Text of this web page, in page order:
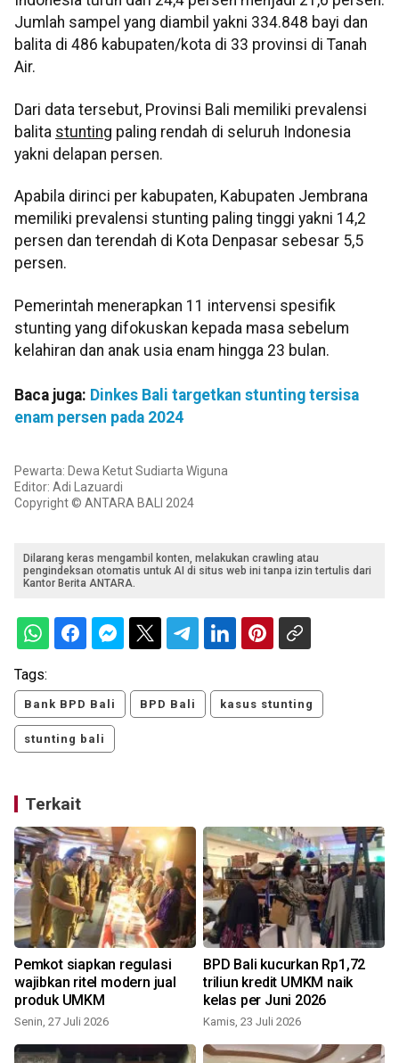
Jumlah sampel yang diambil yakni 334.848 bayi dan
balita di 486 kabupaten/kota di 33 provinsi di Tanah
Air.
Dari data tersebut, Provinsi Bali memiliki prevalensi
balita stunting paling rendah di seluruh Indonesia
yakni delapan persen.
Apabila dirinci per kabupaten, Kabupaten Jembrana
memiliki prevalensi stunting paling tinggi yakni 14,2
persen dan terendah di Kota Denpasar sebesar 5,5
persen.
Pemerintah menerapkan 11 intervensi spesifik
stunting yang difokuskan kepada masa sebelum
kelahiran dan anak usia enam hingga 23 bulan.
Baca juga: Dinkes Bali targetkan stunting tersisa
enam persen pada 2024
Pewarta: Dewa Ketut Sudiarta Wiguna
Editor: Adi Lazuardi
Copyright © ANTARA BALI 2024
Dilarang keras mengambil konten, melakukan crawling atau
pengindeksan otomatis untuk AI di situs web ini tanpa izin tertulis dari
Kantor Berita ANTARA.
Tags:
Bank BPD Bali BPD Bali kasus stunting
stunting bali
Terkait
Pemkot siapkan regulasi
wajibkan ritel modern jual
produk UMKM
Senin, 27 Juli 2026
BPD Bali kucurkan Rp1,72
triliun kredit UMKM naik
kelas per Juni 2026
Kamis, 23 Juli 2026